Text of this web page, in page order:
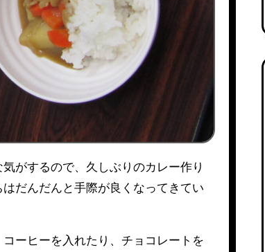
だんだんと手際が良くなってきてい
ーヒーを入れたり、チョコレートを